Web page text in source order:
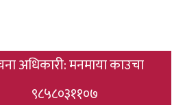
अधिकारी: मनमाया काउचा
९८५८०३११०७